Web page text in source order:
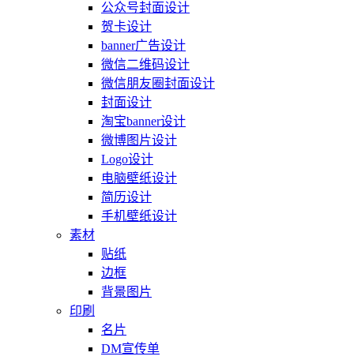
公众号封面设计
贺卡设计
banner广告设计
微信二维码设计
微信朋友圈封面设计
封面设计
淘宝banner设计
微博图片设计
Logo设计
电脑壁纸设计
简历设计
手机壁纸设计
素材
贴纸
边框
背景图片
印刷
名片
DM宣传单